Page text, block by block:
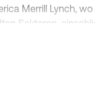
Merrill Lynch,
Sektoren,